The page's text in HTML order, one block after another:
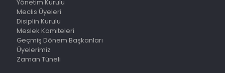
Yönetim Kurulu
Meclis Üyeleri
Disiplin Kurulu
Meslek Komiteleri
Geçmiş Dönem Başkanları
Üyelerimiz
Zaman Tüneli